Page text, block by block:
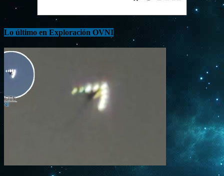
Lo último en Exploración OVNI